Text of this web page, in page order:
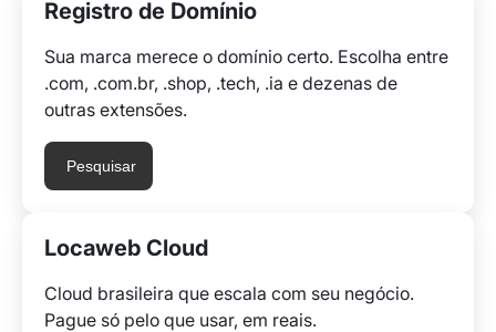
Registro de Domínio
Sua marca merece o domínio certo. Escolha entre
.com, .com.br, .shop, .tech, .ia e dezenas de
outras extensões.
Pesquisar
Locaweb Cloud
Cloud brasileira que escala com seu negócio.
Pague só pelo que usar, em reais.